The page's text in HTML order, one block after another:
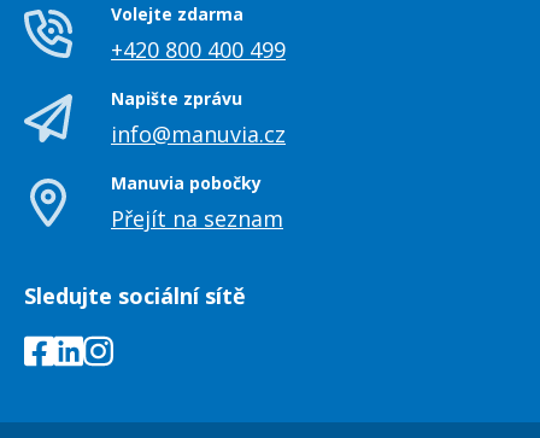
Volejte zdarma
+420 800 400 499
Napište zprávu
info@manuvia.cz
Manuvia pobočky
Přejít na seznam
Sledujte sociální sítě